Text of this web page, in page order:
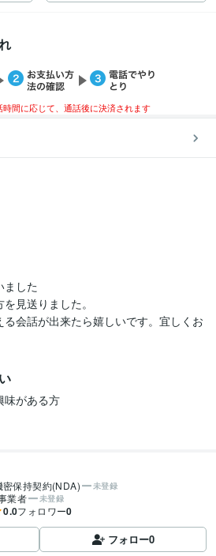
間に応じて、通話後に決済されます
ました
見送りました。
会話が出来たら嬉しいです。宜しくお
味がある方
密保持契約(NDA) 未登録
業者 未登録
0.0フォロワー0
フォロー0